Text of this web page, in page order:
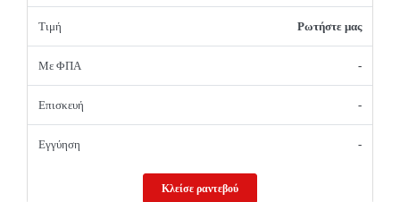
Τιμή Ρωτήστε μας
Με ΦΠΑ -
Επισκευή -
Εγγύηση -
Κλείσε ραντεβού